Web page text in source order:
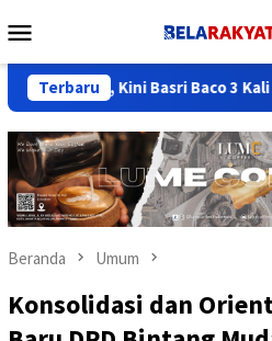
ke
Mobile
Terbaru
Kini Basri Baco 3 Kali Jadi
Beranda Umum
Konsolidasi dan